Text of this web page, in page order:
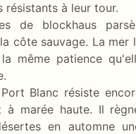
résistants à leur tour.
de blockhaus
côte sauvage. La mer
même patience
Blanc résiste
à marée haute. Il
en automne